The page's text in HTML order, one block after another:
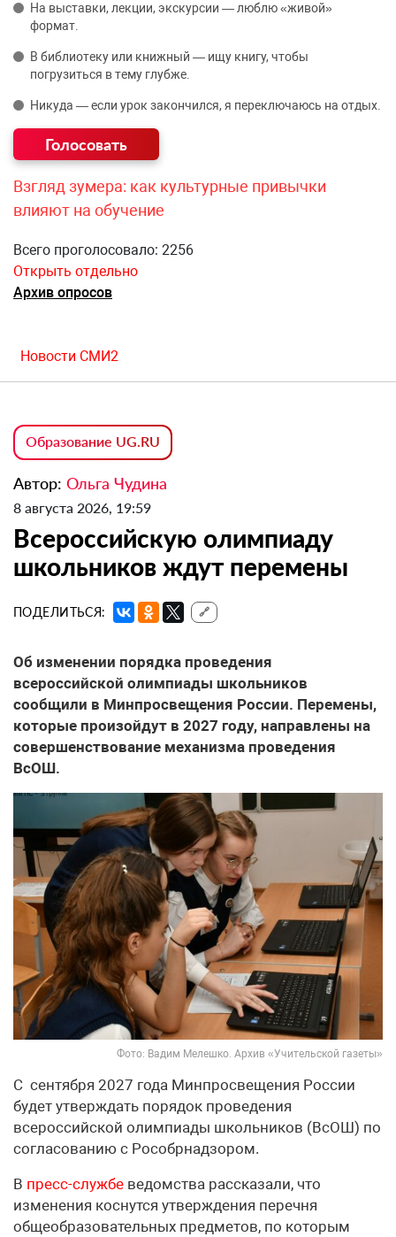
На выставки, лекции, экскурсии — люблю «живой»
формат.
В библиотеку или книжный — ищу книгу, чтобы
погрузиться в тему глубже.
Никуда — если урок закончился, я переключаюсь на отдых.
Взгляд зумера: как культурные привычки
влияют на обучение
Всего проголосовало: 2256
Открыть отдельно
Архив опросов
Новости СМИ2
Образование UG.RU
Автор: Ольга Чудина
8 августа 2026, 19:59
Всероссийскую олимпиаду
школьников ждут перемены
ПОДЕЛИТЬСЯ: 🔗
Об изменении порядка проведения
всероссийской олимпиады школьников
сообщили в Минпросвещения России. Перемены,
которые произойдут в 2027 году, направлены на
совершенствование механизма проведения
ВсОШ.
Фото: Вадим Мелешко. Архив «Учительской газеты»
С сентября 2027 года Минпросвещения России
будет утверждать порядок проведения
всероссийской олимпиады школьников (ВсОШ) по
согласованию с Рособрнадзором.
В пресс-службе ведомства рассказали, что
изменения коснутся утверждения перечня
общеобразовательных предметов, по которым